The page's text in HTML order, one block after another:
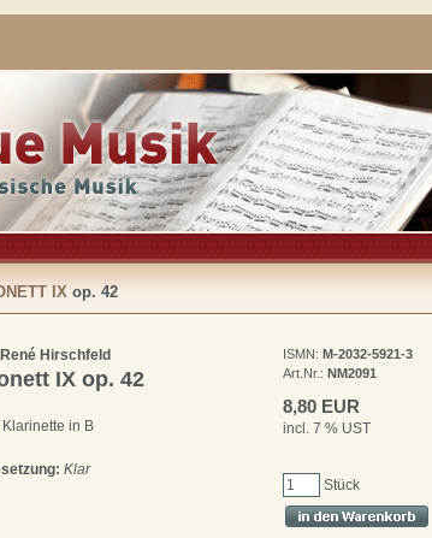
IX op. 42
Hirschfeld
IX op. 42
Klarinette in B
Klar
ISMN: M-2032-5921-3
Art.Nr.: NM2091
8,80 EUR
incl. 7 % UST
Stück